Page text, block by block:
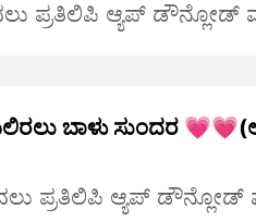
ಪ್ರತಿಲಿಪಿ ಆ್ಯಪ್ ಡೌನ್ಲೋಡ್
ಬಾಳು ಸುಂದರ
ಪ್ರತಿಲಿಪಿ ಆ್ಯಪ್ ಡೌನ್ಲೋಡ್